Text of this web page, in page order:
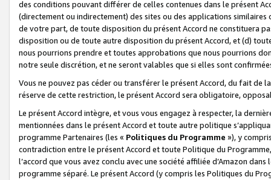
des conditions pouvant différer de celles contenues dans le présent
(directement ou indirectement) des sites ou des applications
de votre part, de toute disposition du présent Accord ne constituera
disposition ou de toute autre disposition du présent Accord, et (d)
nous pourrions prendre et toutes approbations que nous pourrions
notre seule discrétion, et ne seront valables que si elles sont
Vous ne pouvez pas céder ou transférer le présent Accord, du fait de
réserve de cette restriction, le présent Accord sera obligatoire,
Le présent Accord intègre, et vous vous engagez à respecter, la
mentionnées dans le présent Accord et toute autre politique
programme Partenaires (les « Politiques du Programme »), y
contradiction entre le présent Accord et toute Politique du
l’accord que vous avez conclu avec une société affiliée d’Amazon
programme séparé. Le présent Accord (y compris les Politiques du